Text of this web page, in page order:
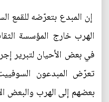
إن المبدع بتعرّضه للقمع
الهرب خارج المؤسسة
في بعض الأحيان لتبرير
تعرّض المبدعون
بعضهم إلى الهرب والبعض